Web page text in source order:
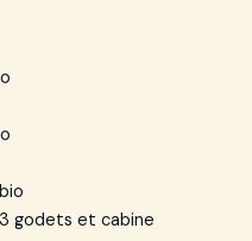
godets et cabine